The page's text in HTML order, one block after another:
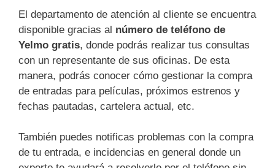
El departamento de atención al cliente se encuentra
disponible gracias al número de teléfono de
Yelmo gratis, donde podrás realizar tus consultas
con un representante de sus oficinas. De esta
manera, podrás conocer cómo gestionar la compra
de entradas para películas, próximos estrenos y
fechas pautadas, cartelera actual, etc.
También puedes notificas problemas con la compra
de tu entrada, e incidencias en general donde un